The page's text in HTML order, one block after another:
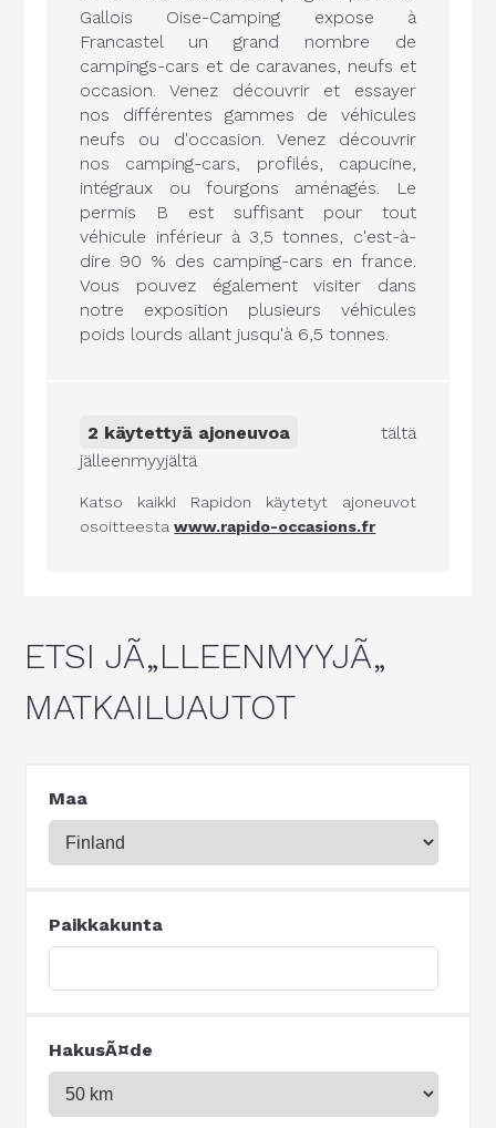
Gallois Oise-Camping expose à
Francastel un grand nombre de
campings-cars et de caravanes, neufs et
occasion. Venez découvrir et essayer
nos différentes gammes de véhicules
neufs ou d'occasion. Venez découvrir
nos camping-cars, profilés, capucine,
intégraux ou fourgons aménagés. Le
permis B est suffisant pour tout
véhicule inférieur à 3,5 tonnes, c'est-à-
dire 90 % des camping-cars en france.
Vous pouvez également visiter dans
notre exposition plusieurs véhicules
poids lourds allant jusqu'à 6,5 tonnes.
2 käytettyä ajoneuvoa
tältä
jälleenmyyjältä
Katso kaikki Rapidon käytetyt ajoneuvot
osoitteestawww.rapido-occasions.fr
ETSI JÃ„LLEENMYYJÃ„
MATKAILUAUTOT
Maa
Paikkakunta
HakusÃ¤de